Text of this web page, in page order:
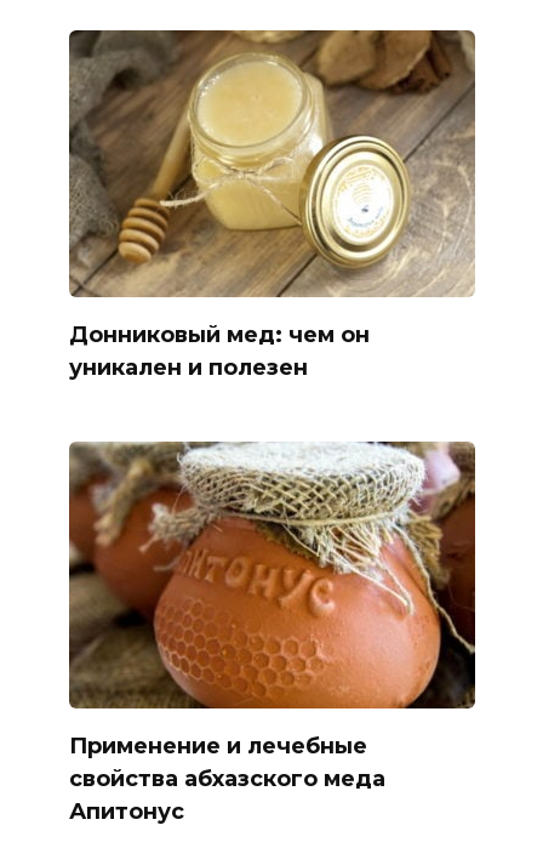
Донниковый мед: чем он
уникален и полезен
Применение и лечебные
свойства абхазского меда
Апитонус